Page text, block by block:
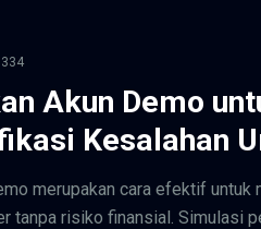
334
Akun Demo
Kesalahan
merupakan cara efektif untuk
tanpa risiko finansial. Simulasi